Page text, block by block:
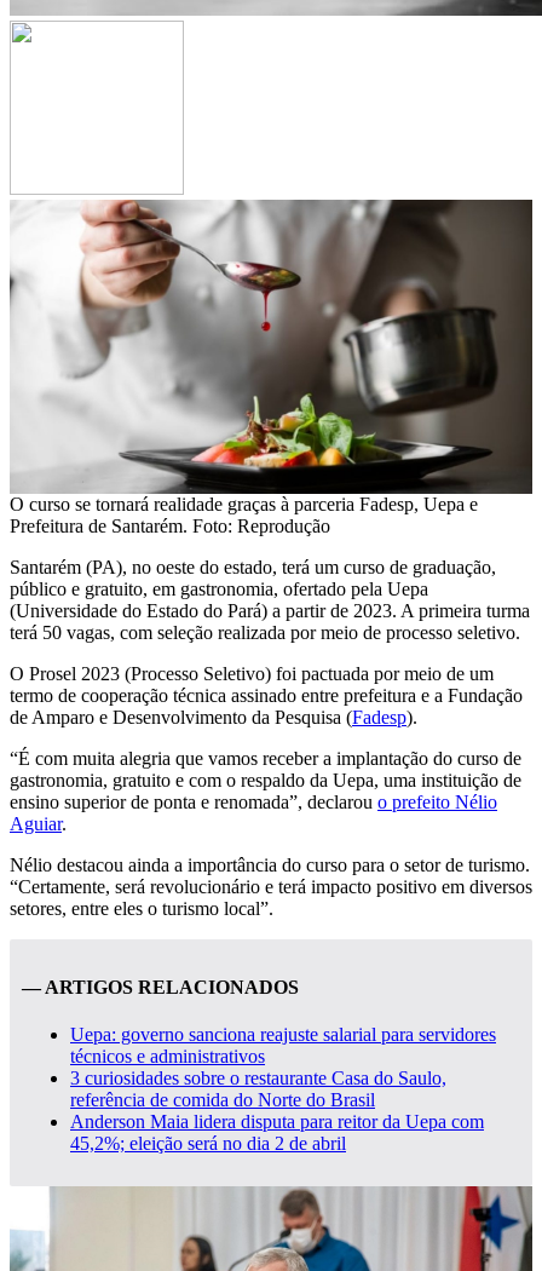
O curso se tornará realidade graças à parceria Fadesp, Uepa e
Prefeitura de Santarém. Foto: Reprodução
Santarém (PA), no oeste do estado, terá um curso de graduação,
público e gratuito, em gastronomia, ofertado pela Uepa
(Universidade do Estado do Pará) a partir de 2023. A primeira turma
terá 50 vagas, com seleção realizada por meio de processo seletivo.
O Prosel 2023 (Processo Seletivo) foi pactuada por meio de um
termo de cooperação técnica assinado entre prefeitura e a Fundação
de Amparo e Desenvolvimento da Pesquisa (Fadesp).
“É com muita alegria que vamos receber a implantação do curso de
gastronomia, gratuito e com o respaldo da Uepa, uma instituição de
ensino superior de ponta e renomada”, declarou o prefeito Nélio
Aguiar.
Nélio destacou ainda a importância do curso para o setor de turismo.
“Certamente, será revolucionário e terá impacto positivo em diversos
setores, entre eles o turismo local”.
— ARTIGOS RELACIONADOS
Uepa: governo sanciona reajuste salarial para servidores
técnicos e administrativos
3 curiosidades sobre o restaurante Casa do Saulo,
referência de comida do Norte do Brasil
Anderson Maia lidera disputa para reitor da Uepa com
45,2%; eleição será no dia 2 de abril